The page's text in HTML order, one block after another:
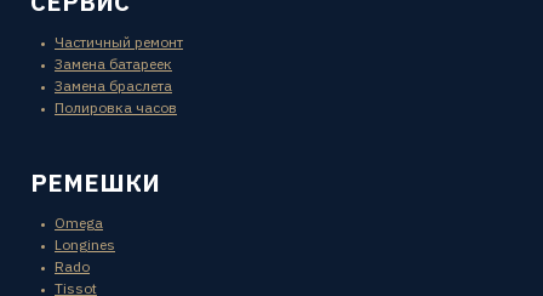
Частичный ремонт
Замена батареек
Замена браслета
Полировка часов
РЕМЕШКИ
Omega
Longines
Rado
Tissot